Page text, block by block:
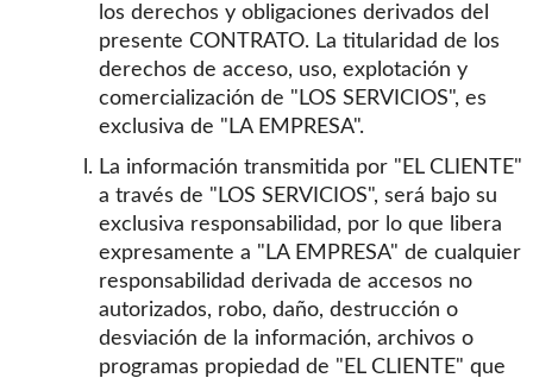
los derechos y obligaciones derivados del
presente CONTRATO. La titularidad de los
derechos de acceso, uso, explotación y
comercialización de "LOS SERVICIOS", es
exclusiva de "LA EMPRESA".
La información transmitida por "EL CLIENTE"
a través de "LOS SERVICIOS", será bajo su
exclusiva responsabilidad, por lo que libera
expresamente a "LA EMPRESA" de cualquier
responsabilidad derivada de accesos no
autorizados, robo, daño, destrucción o
desviación de la información, archivos o
programas propiedad de "EL CLIENTE" que